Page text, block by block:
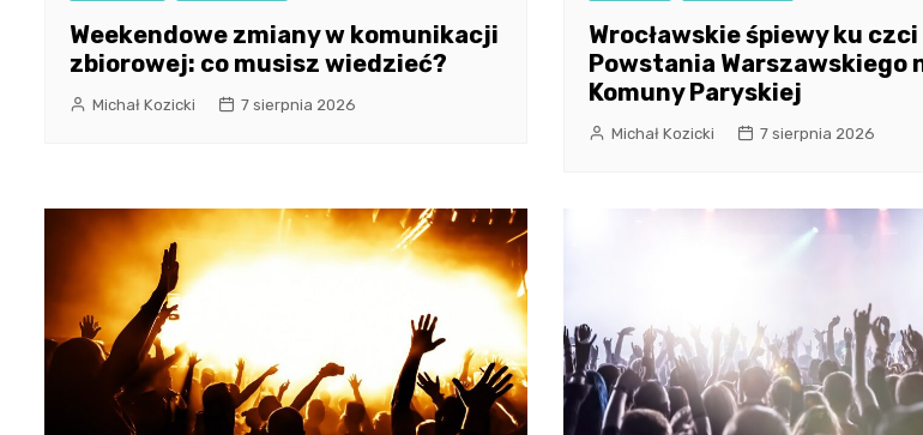
Weekendowe zmiany w komunikacji
zbiorowej: co musisz wiedzieć?
Michał Kozicki 7 sierpnia 2026
Wrocławskie śpiewy ku czci
Powstania Warszawskiego
Komuny Paryskiej
Michał Kozicki 7 sierpnia 2026